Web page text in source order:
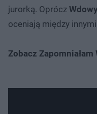
jurorką. Oprócz Wdowy
oceniają między innymi
Zobacz Zapomniałam